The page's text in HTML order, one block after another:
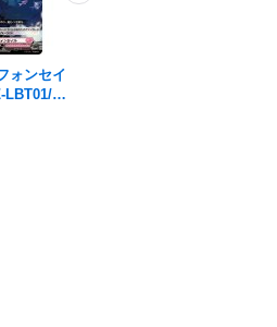
ォンセイ
LBT01/06
モナステ